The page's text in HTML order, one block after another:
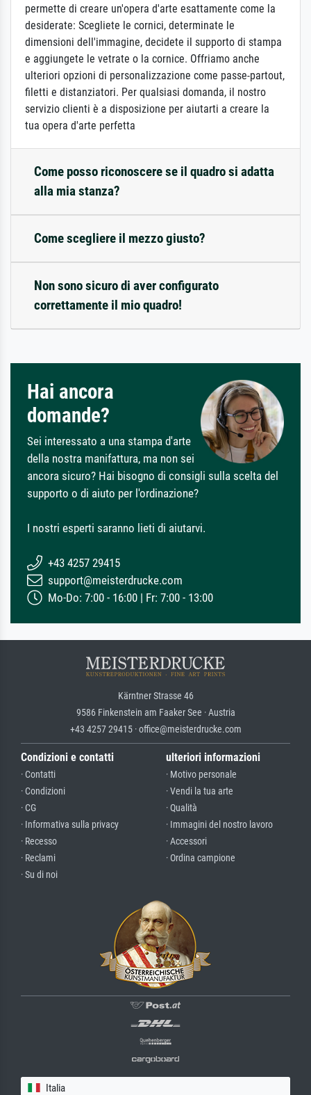
permette di creare un'opera d'arte esattamente come la
desiderate: Scegliete le cornici, determinate le
dimensioni dell'immagine, decidete il supporto di stampa
e aggiungete le vetrate o la cornice. Offriamo anche
ulteriori opzioni di personalizzazione come passe-partout,
filetti e distanziatori. Per qualsiasi domanda, il nostro
servizio clienti è a disposizione per aiutarti a creare la
tua opera d'arte perfetta
Come posso riconoscere se il quadro si adatta
alla mia stanza?
Come scegliere il mezzo giusto?
Non sono sicuro di aver configurato
correttamente il mio quadro!
Hai ancora
domande?
Sei interessato a una stampa d'arte
della nostra manifattura, ma non sei
ancora sicuro? Hai bisogno di consigli sulla scelta del
supporto o di aiuto per l'ordinazione?
I nostri esperti saranno lieti di aiutarvi.
+43 4257 29415
support@meisterdrucke.com
Mo-Do: 7:00 - 16:00 | Fr: 7:00 - 13:00
Kärntner Strasse 46
9586 Finkenstein am Faaker See · Austria
+43 4257 29415 · office@meisterdrucke.com
Condizioni e contatti
· Contatti
· Condizioni
· CG
· Informativa sulla privacy
· Recesso
· Reclami
· Su di noi
ulteriori informazioni
· Motivo personale
· Vendi la tua arte
· Qualità
· Immagini del nostro lavoro
· Accessori
· Ordina campione
Italia